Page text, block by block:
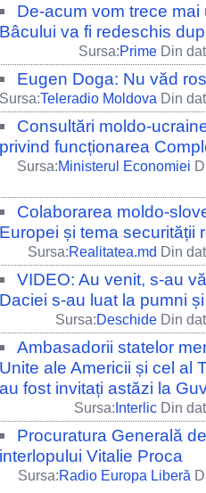
De-acum vom trece
Bâcului va fi redeschis
Sursa:Prime Din
Eugen Doga: Nu văd
Sursa:Teleradio Moldova Din
Consultări moldo-
privind funcționarea
Sursa:Ministerul Economiei
Colaborarea moldo-
Europei și tema securității
Sursa:Realitatea.md Din
VIDEO: Au venit, s-au
Daciei s-au luat la pumni
Sursa:Deschide Din
Ambasadorii statelor
Unite ale Americii și cel al
au fost invitați astăzi la
Sursa:Interlic Din
Procuratura Generală
interlopului Vitalie Proca
Sursa:Radio Europa Liberă